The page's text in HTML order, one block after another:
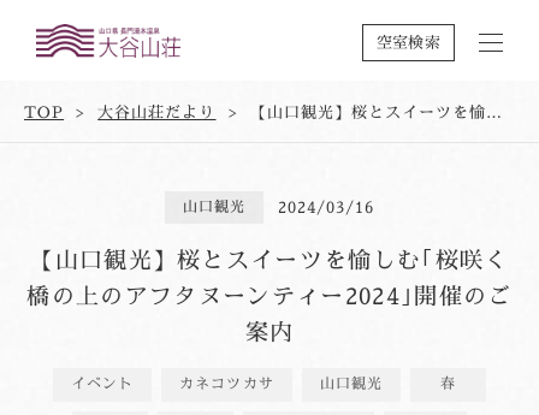
空室検索
TOP 大谷山荘だより 【山口観光】桜とスイーツを愉しむ｢桜咲く橋の上のアフタヌーンティー2024｣開催のご案内
山口観光 2024/03/16
【山口観光】桜とスイーツを愉しむ｢桜咲く
橋の上のアフタヌーンティー2024｣開催のご
案内
イベント カネコツカサ 山口観光 春